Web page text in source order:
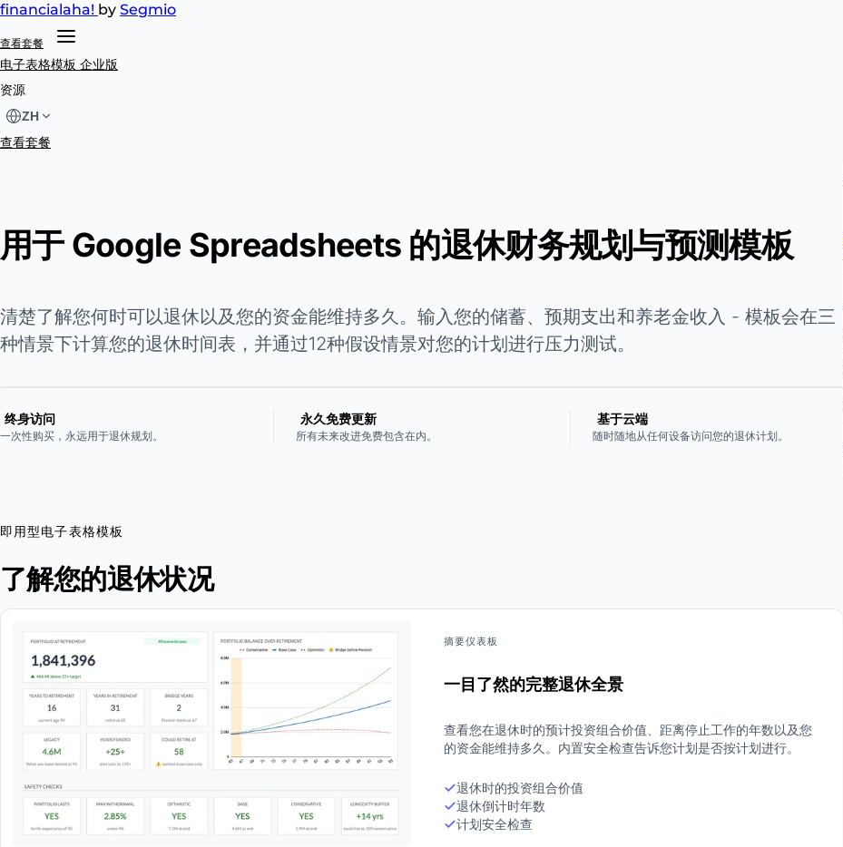
financialaha! by Segmio
查看套餐
电子表格模板 企业版
资源
ZH
查看套餐
用于 Google Spreadsheets 的退休财务规划与预测模板
清楚了解您何时可以退休以及您的资金能维持多久。输入您的储蓄、预期支出和养老金收入 - 模板会在三
种情景下计算您的退休时间表，并通过12种假设情景对您的计划进行压力测试。
终身访问
一次性购买，永远用于退休规划。
永久免费更新
所有未来改进免费包含在内。
基于云端
随时随地从任何设备访问您的退休计划。
即用型电子表格模板
了解您的退休状况
摘要仪表板
一目了然的完整退休全景
查看您在退休时的预计投资组合价值、距离停止工作的年数以及您
的资金能维持多久。内置安全检查告诉您计划是否按计划进行。
退休时的投资组合价值
退休倒计时年数
计划安全检查